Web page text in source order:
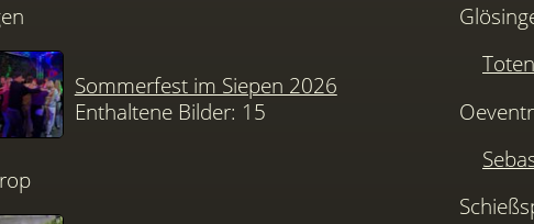
Sommerfest im Siepen 2026
Enthaltene Bilder: 15